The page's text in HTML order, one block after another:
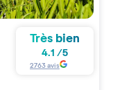
Très bien
4.1 /5
2763avis